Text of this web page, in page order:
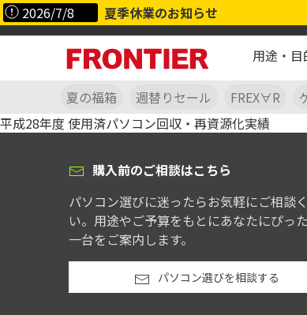
2026/7/8 夏季休業のお知らせ
用途・
夏の福箱 週替りセール FREX∀R
平成28年度 使用済パソコン回収・再資源化実績
購入前のご相談はこちら
パソコン選びに迷ったらお気軽にご相談
い。用途やご予算をもとにあなたにぴっ
一台をご案内します。
パソコン選びを相談する